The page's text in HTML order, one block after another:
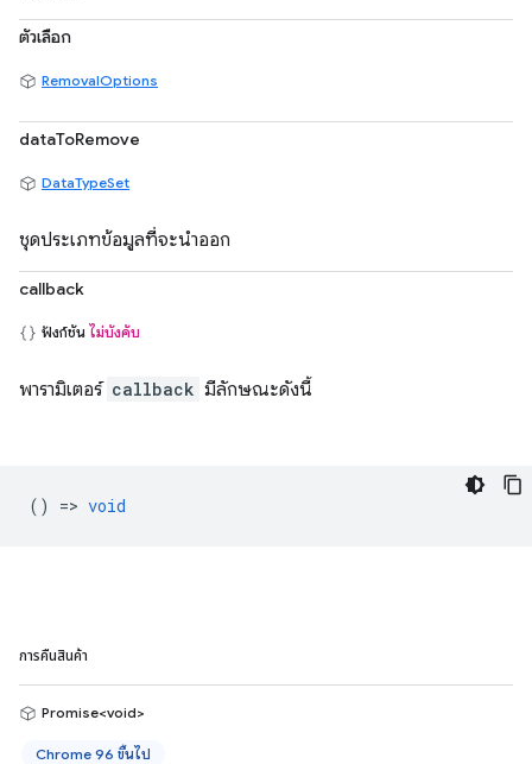
ตัวเลือก
RemovalOptions
dataToRemove
DataTypeSet
ชุดประเภทข้อมูลที่จะนำออก
callback
ฟังก์ชัน ไม่บังคับ
พารามิเตอร์ callback มีลักษณะดังนี้
() => void
การคืนสินค้า
Promise<void>
Chrome 96 ขึ้นไป